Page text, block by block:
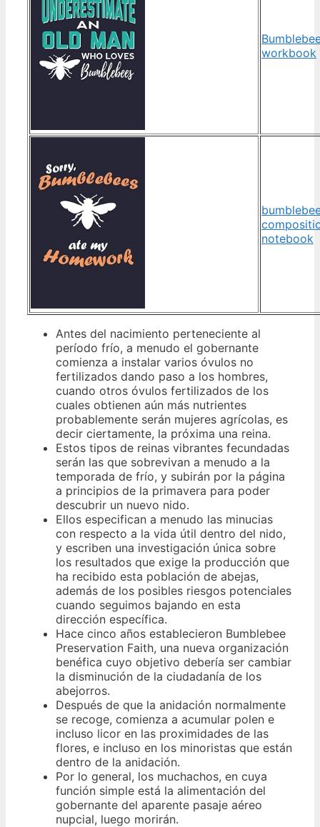
workbook
notebook
Antes del nacimiento perteneciente al
período frío, a menudo el gobernante
comienza a instalar varios óvulos no
fertilizados dando paso a los hombres,
cuando otros óvulos fertilizados de los
cuales obtienen aún más nutrientes
probablemente serán mujeres agrícolas, es
decir ciertamente, la próxima una reina.
Estos tipos de reinas vibrantes fecundadas
serán las que sobrevivan a menudo a la
temporada de frío, y subirán por la página
a principios de la primavera para poder
descubrir un nuevo nido.
Ellos especifican a menudo las minucias
con respecto a la vida útil dentro del nido,
y escriben una investigación única sobre
los resultados que exige la producción que
ha recibido esta población de abejas,
además de los posibles riesgos potenciales
cuando seguimos bajando en esta
dirección específica.
Hace cinco años establecieron Bumblebee
Preservation Faith, una nueva organización
benéfica cuyo objetivo debería ser cambiar
la disminución de la ciudadanía de los
abejorros.
Después de que la anidación normalmente
se recoge, comienza a acumular polen e
incluso licor en las proximidades de las
flores, e incluso en los minoristas que están
dentro de la anidación.
Por lo general, los muchachos, en cuya
función simple está la alimentación del
gobernante del aparente pasaje aéreo
nupcial, luego morirán.